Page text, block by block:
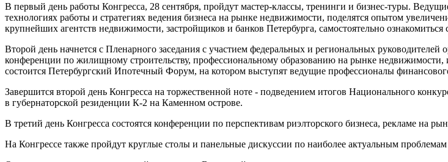
В первый день работы Конгресса, 28 сентября, пройдут мастер-классы, тренинги и бизнес-туры.
технологиях работы и стратегиях ведения бизнеса на рынке недвижимости, поделятся опытом
крупнейших агентств недвижимости, застройщиков и банков Петербурга, самостоятельно
Второй день начнется с Пленарного заседания с участием федеральных и региональных
конференции по жилищному строительству, профессиональному образованию на рынке
состоится Петербургский Ипотечный Форум, на котором выступят ведущие профессионалы
Завершится второй день Конгресса на торжественной ноте - подведением итогов Национального
в губернаторской резиденции К-2 на Каменном острове.
В третий день Конгресса состоятся конференции по перспективам риэлторского бизнеса, рекламе
На Конгрессе также пройдут круглые столы и панельные дискуссии по наиболее актуальным